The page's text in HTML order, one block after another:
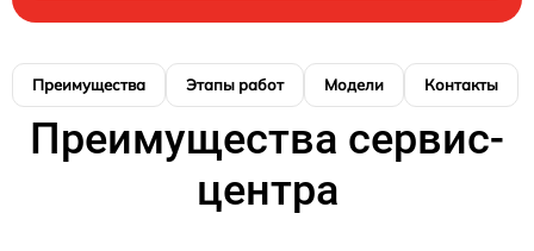
Преимущества Этапы работ Модели Контакты
Преимущества сервис-
центра